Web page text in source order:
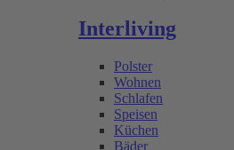
Interliving
Polster
Wohnen
Schlafen
Speisen
Küchen
Bäder